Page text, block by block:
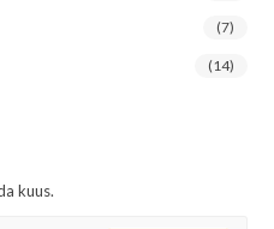
(7)
(14)
kuus.